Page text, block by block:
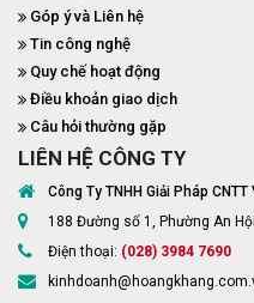
Góp ý và Liên hệ
Tin công nghệ
Quy chế hoạt động
Điều khoản giao dịch
Câu hỏi thường gặp
LIÊN HỆ CÔNG TY
Công Ty TNHH Giải Pháp
188 Đường số 1, Phường An
Điện thoại: (028) 3984 7690